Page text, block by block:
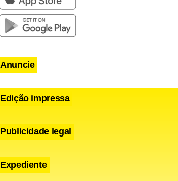
Anuncie
Edição impressa
Publicidade legal
Expediente